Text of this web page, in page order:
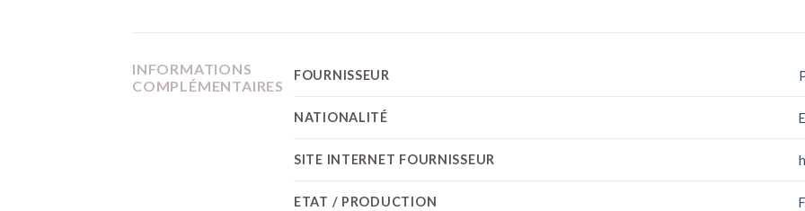
INFORMATIONS
COMPLÉMENTAIRES
FOURNISSEUR
NATIONALITÉ
SITE INTERNET FOURNISSEUR
ETAT / PRODUCTION